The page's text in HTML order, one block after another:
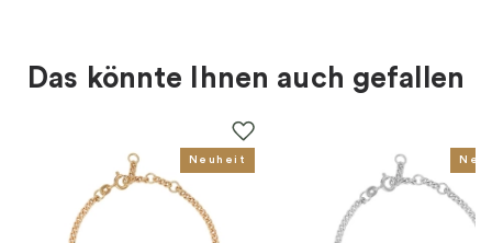
7333004009650
Kollektion Le Pearl
Das könnte Ihnen auch gefallen
Neuheit